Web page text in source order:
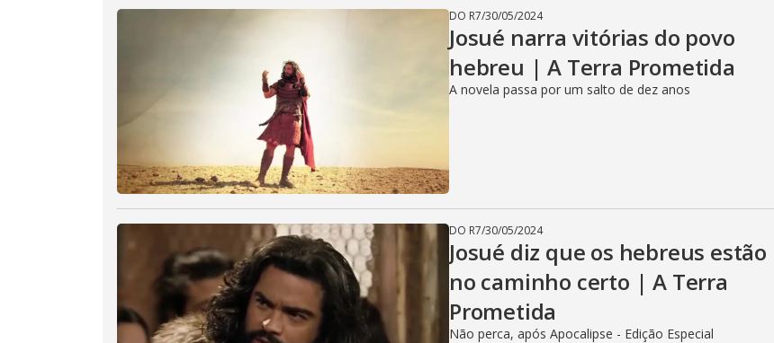
DO R7/30/05/2024
Josué narra vitórias do povo
hebreu | A Terra Prometida
A novela passa por um salto de dez anos
DO R7/30/05/2024
Josué diz que os hebreus estão
no caminho certo | A Terra
Prometida
Não perca, após Apocalipse - Edição Especial